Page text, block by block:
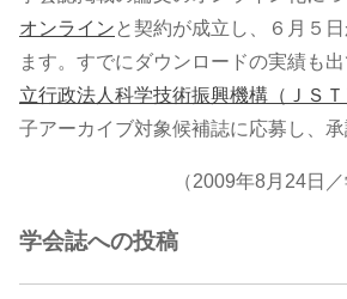
オンライン と契約が成立し、６月５
ます。すでにダウンロードの実績も出
立行政法人科学技術振興機構（ＪＳＴ
子アーカイブ対象候補誌に応募し、承
（2009年8月24日
学会誌への投稿